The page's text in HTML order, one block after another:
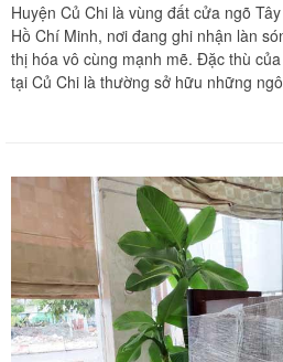
Huyện Củ Chi là vùng đất cửa ngõ
Hồ Chí Minh, nơi đang ghi nhận làn
thị hóa vô cùng mạnh mẽ. Đặc thù
tại Củ Chi là thường sở hữu những
các hệ tủ bếp gỗ công nghiệp hiện
quãng đường dài hàng chục cây số
hoặc ngược lại, việc đóng gói, tháo
tài sản cồng kềnh này luôn là trở ngại
nhà Khôi Nguyên mang đến giải
nghiệp tại Củ Chi, cam kết bảo vệ vẹn
giá trị thẩm mỹ của tài sản. Quý khách
thực tế và nhận bảng báo giá ưu đãi
Vừa qua tôi có chuyển văn
Hòa. Ban đầu tôi cũng đắn đo
nhưng cuối cùng tôi quyết
Nguyên. Tôi thật sự hài lòng.